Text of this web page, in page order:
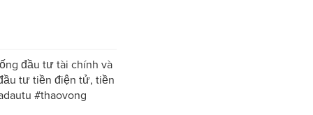
đầu tư tài chính và
tư tiền điện tử, tiền
#thaovong